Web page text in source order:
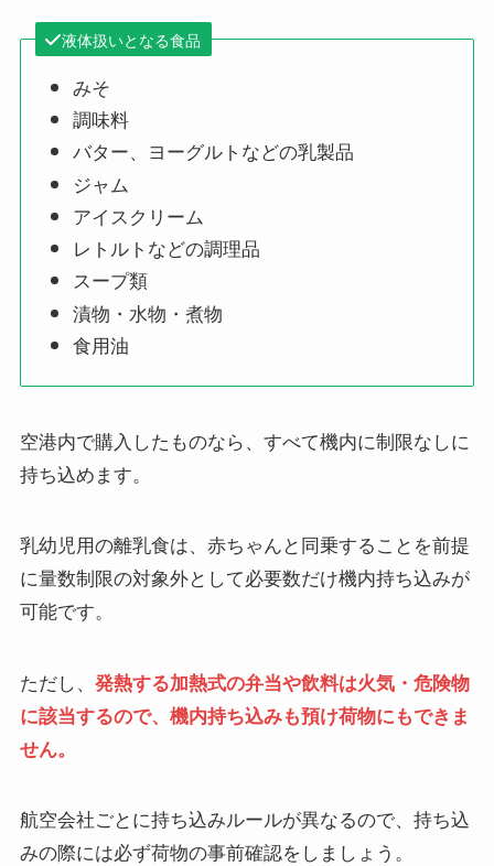
液体扱いとなる食品
みそ
調味料
バター、ヨーグルトなどの乳製品
ジャム
アイスクリーム
レトルトなどの調理品
スープ類
漬物・水物・煮物
食用油
空港内で購入したものなら、すべて機内に制限なしに
持ち込めます。
乳幼児用の離乳食は、赤ちゃんと同乗することを前提
に量数制限の対象外として必要数だけ機内持ち込みが
可能です。
ただし、 発熱する加熱式の弁当や飲料は火気・危険物
に該当するので、機内持ち込みも預け荷物にもできま
せん。
航空会社ごとに持ち込みルールが異なるので、持ち込
みの際には必ず荷物の事前確認をしましょう。